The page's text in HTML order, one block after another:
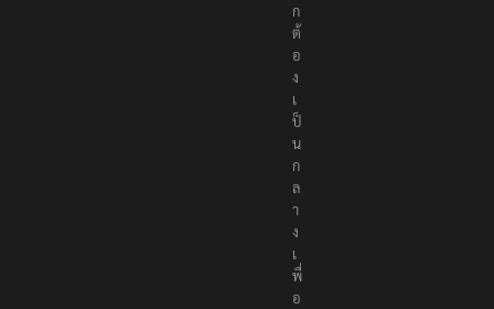
ก
ต้
อ
ง
เ
ป็
น
ก
ล
า
ง
เ
พื่
อ